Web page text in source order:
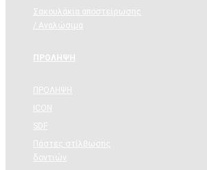
Σακουλάκια αποστείρωσης
/ Αναλώσιμα
ΠΡΟΛΗΨΗ
ΠΡΟΛΗΨΗ
ICON
SDF
Πάστες στίλβωσης
δοντιών